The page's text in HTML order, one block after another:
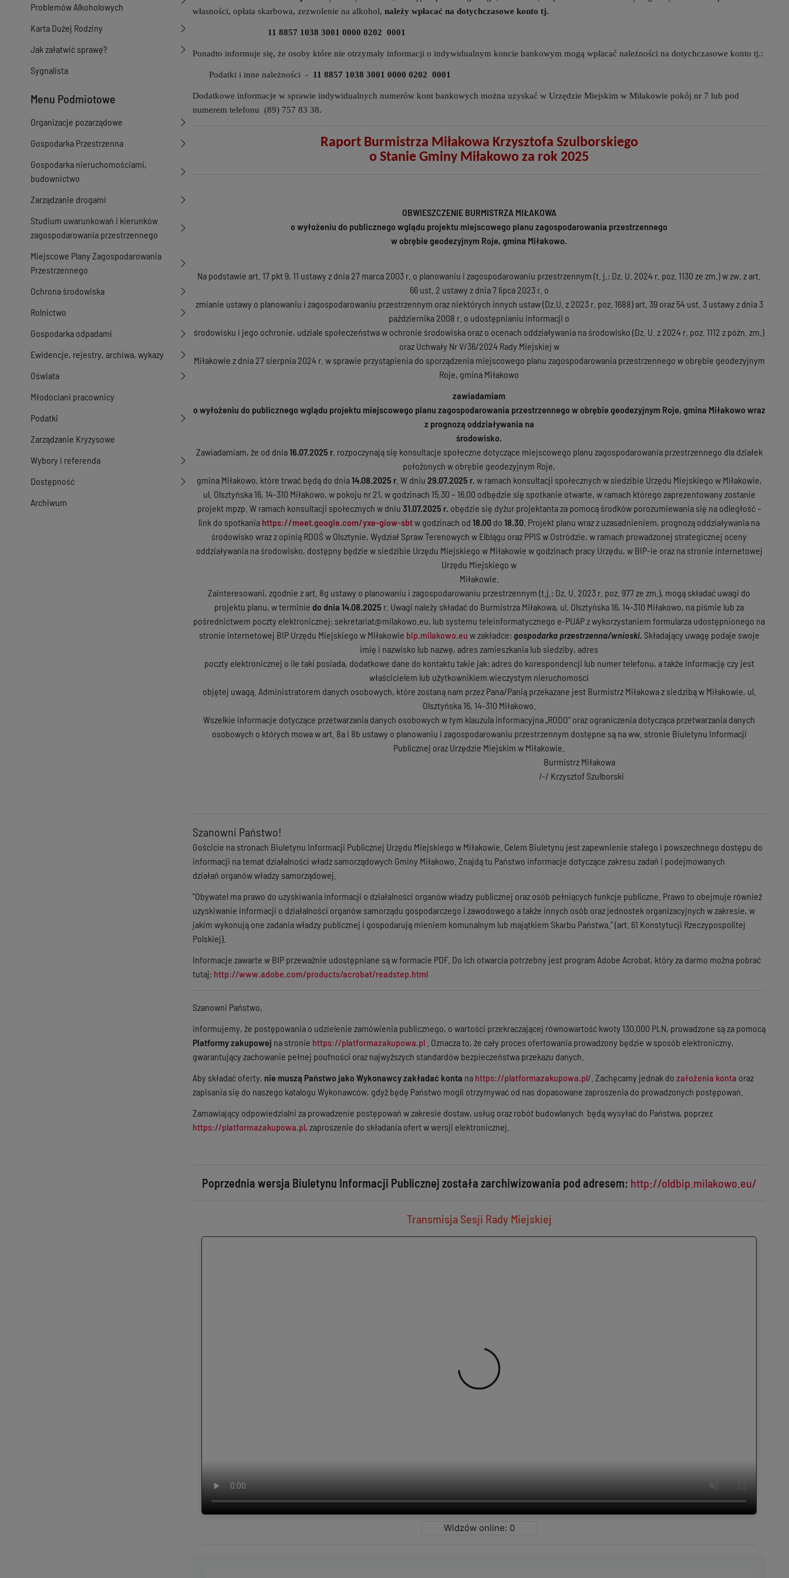
Problemów Alkoholowych
Karta Dużej Rodziny
Jak załatwić sprawę?
Sygnalista
Menu Podmiotowe
Organizacje pozarządowe
Gospodarka Przestrzenna
Gospodarka nieruchomościami,
budownictwo
Zarządzanie drogami
Studium uwarunkowań i kierunków
zagospodarowania przestrzennego
Miejscowe Plany Zagospodarowania
Przestrzennego
Ochrona środowiska
Rolnictwo
Gospodarka odpadami
Ewidencje, rejestry, archiwa, wykazy
Oświata
Młodociani pracownicy
Podatki
Zarządzanie Kryzysowe
Wybory i referenda
Dostępność
Archiwum
własności, opłata skarbowa, zezwolenie na alkohol, należy wpłacać na dotychczasowe konto tj.
11 8857 1038 3001 0000 0202 0001
Ponadto informuje się, że osoby które nie otrzymały informacji o indywidualnym koncie bankowym mogą wpłacać należności na dotychczasowe konto tj.:
Podatki i inne należności - 11 8857 1038 3001 0000 0202 0001
Dodatkowe informacje w sprawie indywidualnych numerów kont bankowych można uzyskać w Urzędzie Miejskim w Miłakowie pokój nr 7 lub pod
numerem telefonu (89) 757 83 38.
Raport Burmistrza Miłakowa Krzysztofa Szulborskiego
o Stanie Gminy Miłakowo za rok 2025
OBWIESZCZENIE BURMISTRZA MIŁAKOWA
o wyłożeniu do publicznego wglądu projektu miejscowego planu zagospodarowania przestrzennego
w obrębie geodezyjnym Roje, gmina Miłakowo.
Na podstawie art. 17 pkt 9, 11 ustawy z dnia 27 marca 2003 r. o planowaniu i zagospodarowaniu przestrzennym (t. j.: Dz. U. 2024 r. poz. 1130 ze zm.) w zw. z art.
66 ust. 2 ustawy z dnia 7 lipca 2023 r. o
zmianie ustawy o planowaniu i zagospodarowaniu przestrzennym oraz niektórych innych ustaw (Dz.U. z 2023 r. poz. 1688) art. 39 oraz 54 ust. 3 ustawy z dnia 3
października 2008 r. o udostępnianiu informacji o
środowisku i jego ochronie, udziale społeczeństwa w ochronie środowiska oraz o ocenach oddziaływania na środowisko (Dz. U. z 2024 r. poz. 1112 z późn. zm.)
oraz Uchwały Nr V/36/2024 Rady Miejskiej w
Miłakowie z dnia 27 sierpnia 2024 r. w sprawie przystąpienia do sporządzenia miejscowego planu zagospodarowania przestrzennego w obrębie geodezyjnym
Roje, gmina Miłakowo
zawiadamiam
o wyłożeniu do publicznego wglądu projektu miejscowego planu zagospodarowania przestrzennego w obrębie geodezyjnym Roje, gmina Miłakowo wraz
z prognozą oddziaływania na
środowisko.
Zawiadamiam, że od dnia16.07.2025 r. rozpoczynają się konsultacje społeczne dotyczące miejscowego planu zagospodarowania przestrzennego dla działek
położonych w obrębie geodezyjnym Roje,
gmina Miłakowo, które trwać będą do dnia14.08.2025 r. W dniu 29.07.2025 r. w ramach konsultacji społecznych w siedzibie Urzędu Miejskiego w Miłakowie,
ul. Olsztyńska 16, 14-310 Miłakowo, w pokoju nr 21, w godzinach 15.30 – 16.00 odbędzie się spotkanie otwarte, w ramach którego zaprezentowany zostanie
projekt mpzp. W ramach konsultacji społecznych w dniu 31.07.2025 r. obędzie się dyżur projektanta za pomocą środków porozumiewania się na odległość –
link do spotkania https://meet.google.com/yxe-giow-sbtw godzinach od 18.00 do 18.30 . Projekt planu wraz z uzasadnieniem, prognozą oddziaływania na
środowisko wraz z opinią RDOŚ w Olsztynie, Wydział Spraw Terenowych w Elblągu oraz PPIS w Ostródzie, w ramach prowadzonej strategicznej oceny
oddziaływania na środowisko, dostępny będzie w siedzibie Urzędu Miejskiego w Miłakowie w godzinach pracy Urzędu, w BIP-ie oraz na stronie internetowej
Urzędu Miejskiego w
Miłakowie.
Zainteresowani, zgodnie z art. 8g ustawy o planowaniu i zagospodarowaniu przestrzennym (t.j.: Dz. U. 2023 r. poz. 977 ze zm.), mogą składać uwagi do
projektu planu, w terminie do dnia 14.08.2025 r. Uwagi należy składać do Burmistrza Miłakowa, ul. Olsztyńska 16, 14-310 Miłakowo, na piśmie lub za
pośrednictwem poczty elektronicznej: sekretariat@milakowo.eu, lub systemu teleinformatycznego e-PUAP z wykorzystaniem formularza udostępnionego na
stronie internetowej BIP Urzędu Miejskiego w Miłakowie bip.milakowo.eu w zakładce: gospodarka przestrzenna/wnioski. Składający uwagę podaje swoje
imię i nazwisko lub nazwę, adres zamieszkania lub siedziby, adres
poczty elektronicznej o ile taki posiada, dodatkowe dane do kontaktu takie jak: adres do korespondencji lub numer telefonu, a także informację czy jest
właścicielem lub użytkownikiem wieczystym nieruchomości
objętej uwagą. Administratorem danych osobowych, które zostaną nam przez Pana/Panią przekazane jest Burmistrz Miłakowa z siedzibą w Miłakowie, ul.
Olsztyńska 16, 14-310 Miłakowo.
Wszelkie informacje dotyczące przetwarzania danych osobowych w tym klauzula informacyjna „RODO” oraz ograniczenia dotycząca przetwarzania danych
osobowych o których mowa w art. 8a i 8b ustawy o planowaniu i zagospodarowaniu przestrzennym dostępne są na ww. stronie Biuletynu Informacji
Publicznej oraz Urzędzie Miejskim w Miłakowie.
Burmistrz Miłakowa
/-/ Krzysztof Szulborski
Szanowni Państwo!
Gościcie na stronach Biuletynu Informacji Publicznej Urzędu Miejskiego w Miłakowie. Celem Biuletynu jest zapewnienie stałego i powszechnego dostępu do
informacji na temat działalności władz samorządowych Gminy Miłakowo. Znajdą tu Państwo informacje dotyczące zakresu zadań i podejmowanych
działań organów władzy samorządowej.
"Obywatel ma prawo do uzyskiwania informacji o działalności organów władzy publicznej oraz osób pełniących funkcje publiczne. Prawo to obejmuje również
uzyskiwanie informacji o działalności organów samorządu gospodarczego i zawodowego a także innych osób oraz jednostek organizacyjnych w zakresie, w
jakim wykonują one zadania władzy publicznej i gospodarują mieniem komunalnym lub majątkiem Skarbu Państwa." (art. 61 Konstytucji Rzeczypospolitej
Polskiej).
Informacje zawarte w BIP przeważnie udostępniane są w formacie PDF. Do ich otwarcia potrzebny jest program Adobe Acrobat, który za darmo można pobrać
tutaj: http://www.adobe.com/products/acrobat/readstep.html
Szanowni Państwo,
informujemy, że postępowania o udzielenie zamówienia publicznego, o wartości przekraczającej równowartość kwoty 130.000 PLN, prowadzone są za pomocą
Platformy zakupowej na stronie https://platformazakupowa.pl . Oznacza to, że cały proces ofertowania prowadzony będzie w sposób elektroniczny,
gwarantujący zachowanie pełnej poufności oraz najwyższych standardów bezpieczeństwa przekazu danych.
Aby składać oferty, nie muszą Państwo jako Wykonawcy zakładać konta na https://platformazakupowa.pl/. Zachęcamy jednak do założenia konta oraz
zapisania się do naszego katalogu Wykonawców, gdyż będę Państwo mogli otrzymywać od nas dopasowane zaproszenia do prowadzonych postępowań.
Zamawiający odpowiedzialni za prowadzenie postępowań w zakresie dostaw, usług oraz robót budowlanych będą wysyłać do Państwa, poprzez
https://platformazakupowa.pl, zaproszenie do składania ofert w wersji elektronicznej.
Poprzednia wersja Biuletynu Informacji Publicznej została zarchiwizowania pod adresem: http://oldbip.milakowo.eu/
Transmisja Sesji Rady Miejskiej